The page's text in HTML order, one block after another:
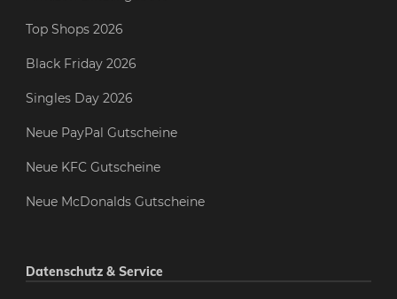
Top Shops 2026
Black Friday 2026
Singles Day 2026
Neue PayPal Gutscheine
Neue KFC Gutscheine
Neue McDonalds Gutscheine
Datenschutz & Service